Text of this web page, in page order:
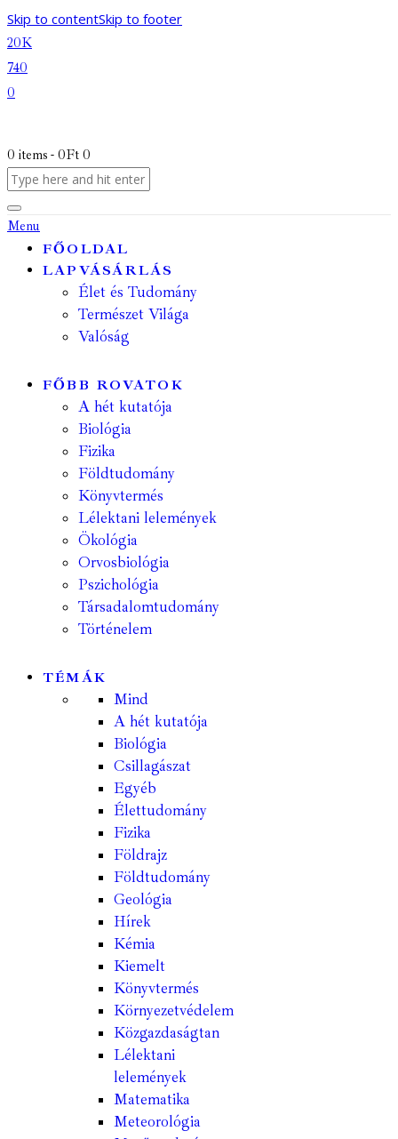
Skip to contentSkip to footer
20K
740
0
0 items - 0Ft 0
Menu
FŐOLDAL
LAPVÁSÁRLÁS
Élet és Tudomány
Természet Világa
Valóság
FŐBB ROVATOK
A hét kutatója
Biológia
Fizika
Földtudomány
Könyvtermés
Lélektani lelemények
Ökológia
Orvosbiológia
Pszichológia
Társadalomtudomány
Történelem
TÉMÁK
Mind
A hét kutatója
Biológia
Csillagászat
Egyéb
Élettudomány
Fizika
Földrajz
Földtudomány
Geológia
Hírek
Kémia
Kiemelt
Könyvtermés
Környezetvédelem
Közgazdaságtan
Lélektani
lelemények
Matematika
Meteorológia